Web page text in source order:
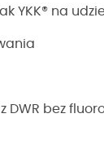
YKK® na
DWR bez